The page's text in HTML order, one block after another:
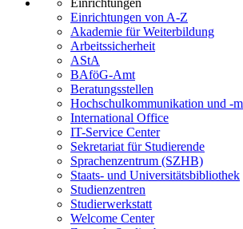
Einrichtungen von A-Z
Akademie für Weiterbildung
Arbeitssicherheit
AStA
BAföG-Amt
Beratungsstellen
Hochschulkommunikation und -
International Office
IT-Service Center
Sekretariat für Studierende
Sprachenzentrum (SZHB)
Staats- und Universitätsbibliothek
Studienzentren
Studierwerkstatt
Welcome Center